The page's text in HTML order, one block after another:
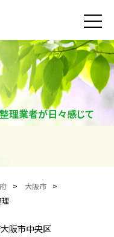
toggle
理業者が日々感じて
大阪市
理
阪市中央区